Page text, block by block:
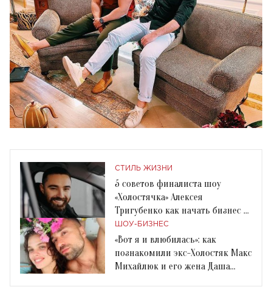
СТИЛЬ ЖИЗНИ
5 советов финалиста шоу
«Холостячка» Алексея
Тригубенко как начать бизнес с
нуля
ШОУ-БИЗНЕС
«Вот я и влюбилась»: как
познакомили экс-Холостяк Макс
Михайлюк и его жена Даша